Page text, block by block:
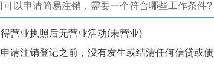
可以申请简易注销，需要一个符合哪些工作条件?
营业执照后无营业活动(未营业)
请注销登记之前，没有发生或结清任何信贷或